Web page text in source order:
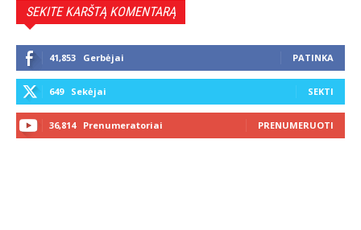
SEKITE KARŠTĄ KOMENTARĄ
41,853 Gerbėjai PATINKA
649 Sekėjai SEKTI
36,814 Prenumeratoriai PRENUMERUOTI